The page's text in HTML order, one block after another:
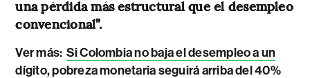
una pérdida más estructural que el desempleo
convencional”.
Ver más: Si Colombia no baja el desempleo a un
dígito, pobreza monetaria seguirá arriba del 40%